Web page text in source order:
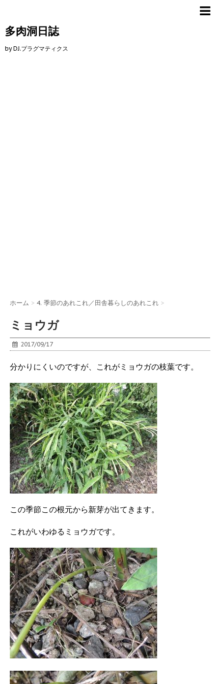
多肉洞日誌
by DJ.プラグマティクス
ホーム > 4. 季節のあれこれ／田舎暮らしのあれこれ >
ミョウガ
2017/09/17
分かりにくいのですが、これがミョウガの枝葉です。
この季節この根元から新芽が出てきます。
これがいわゆるミョウガです。